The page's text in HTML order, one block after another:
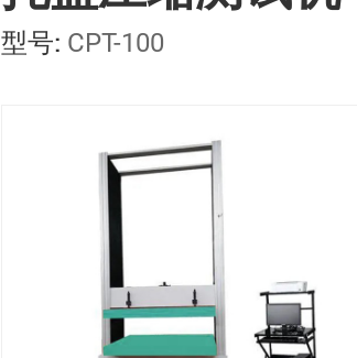
型号: CPT-100